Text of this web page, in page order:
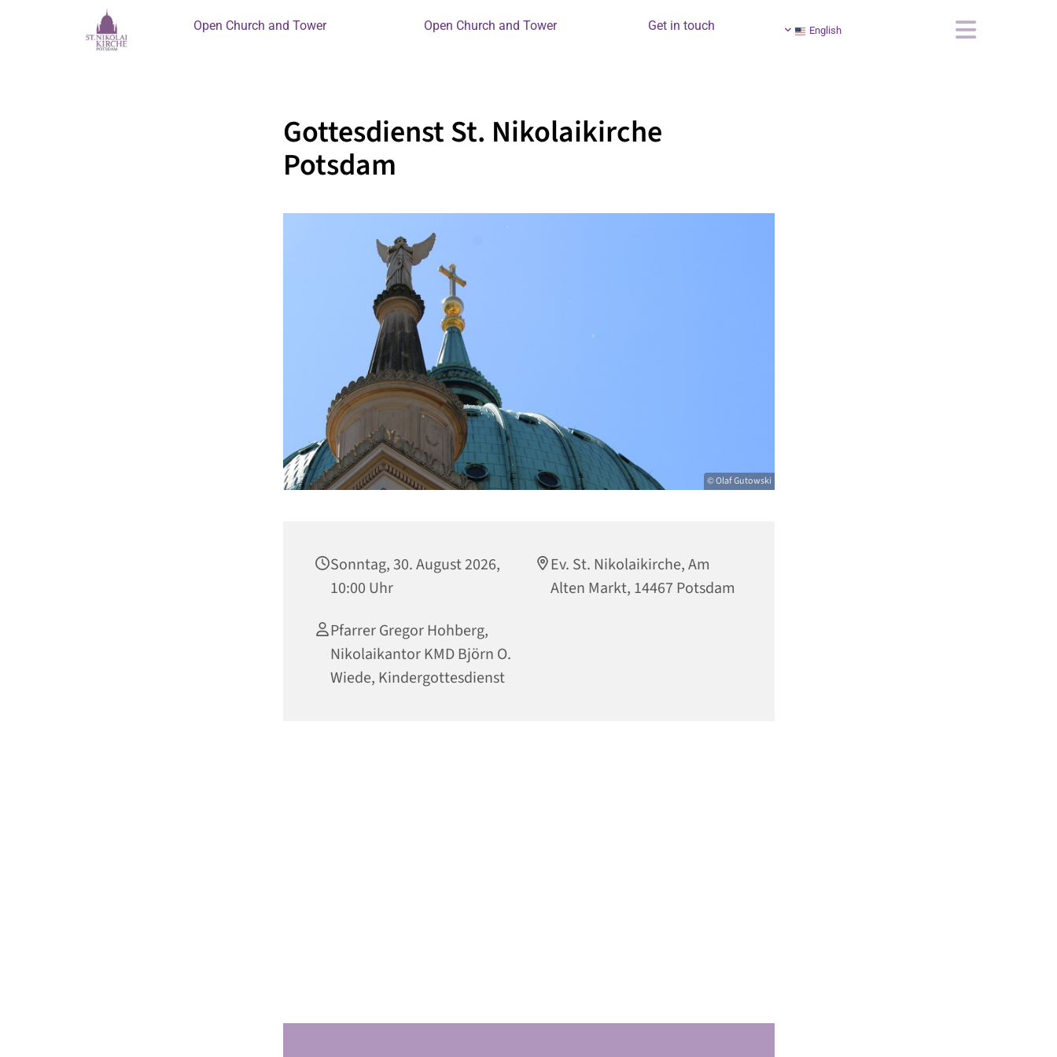
Open Church and Tower Open Church and Tower Get in touch English
Gottesdienst St. Nikolaikirche
Potsdam
© Olaf Gutowski
Sonntag, 30. August 2026,
10:00 Uhr
Ev. St. Nikolaikirche, Am
Alten Markt, 14467 Potsdam
Pfarrer Gregor Hohberg,
Nikolaikantor KMD Björn O.
Wiede, Kindergottesdienst